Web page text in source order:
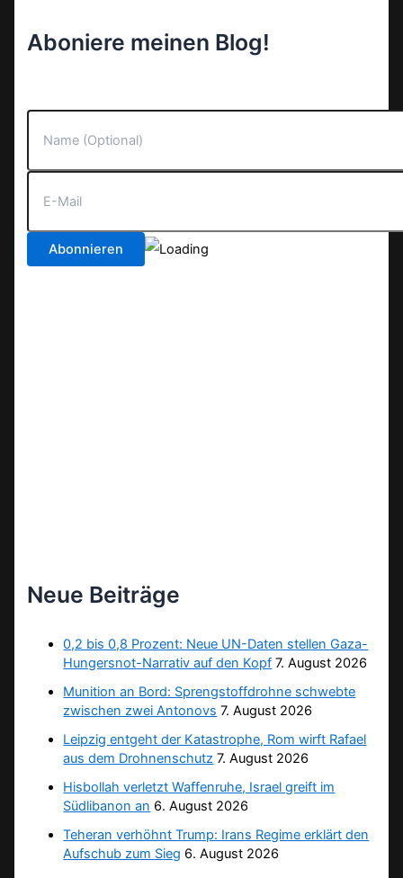
Aboniere meinen Blog!
Neue Beiträge
0,2 bis 0,8 Prozent: Neue UN-Daten stellen Gaza-
Hungersnot-Narrativ auf den Kopf 7. August 2026
Munition an Bord: Sprengstoffdrohne schwebte
zwischen zwei Antonovs 7. August 2026
Leipzig entgeht der Katastrophe, Rom wirft Rafael
aus dem Drohnenschutz 7. August 2026
Hisbollah verletzt Waffenruhe, Israel greift im
Südlibanon an 6. August 2026
Teheran verhöhnt Trump: Irans Regime erklärt den
Aufschub zum Sieg 6. August 2026